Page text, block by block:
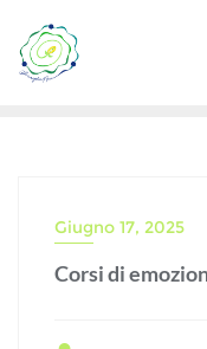
content
Giugno 17, 2025
Corsi di